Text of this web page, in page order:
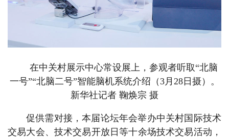
在中关村展示中心常设展上，参观者听取“北脑
一号”“北脑二号”智能脑机系统介绍（3月28日摄）。
新华社记者 鞠焕宗 摄
促供需对接，本届论坛年会举办中关村国际技术
交易大会、技术交易开放日等十余场技术交易活动，